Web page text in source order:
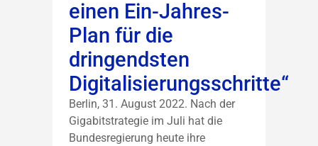
einen Ein-Jahres-
Plan für die
dringendsten
Digitalisierungsschritte“
Berlin, 31. August 2022. Nach der
Gigabitstrategie im Juli hat die
Bundesregierung heute ihre